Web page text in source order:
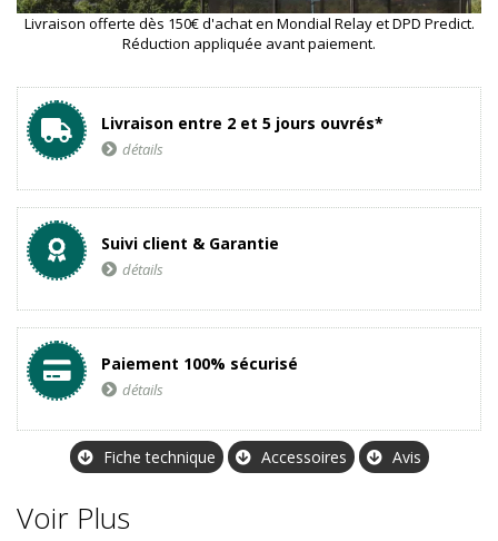
Livraison offerte dès 150€ d'achat en Mondial Relay et DPD Predict.
Réduction appliquée avant paiement.
Livraison entre 2 et 5 jours ouvrés*
détails
Suivi client & Garantie
détails
Paiement 100% sécurisé
détails
Fiche technique Accessoires Avis
Voir Plus